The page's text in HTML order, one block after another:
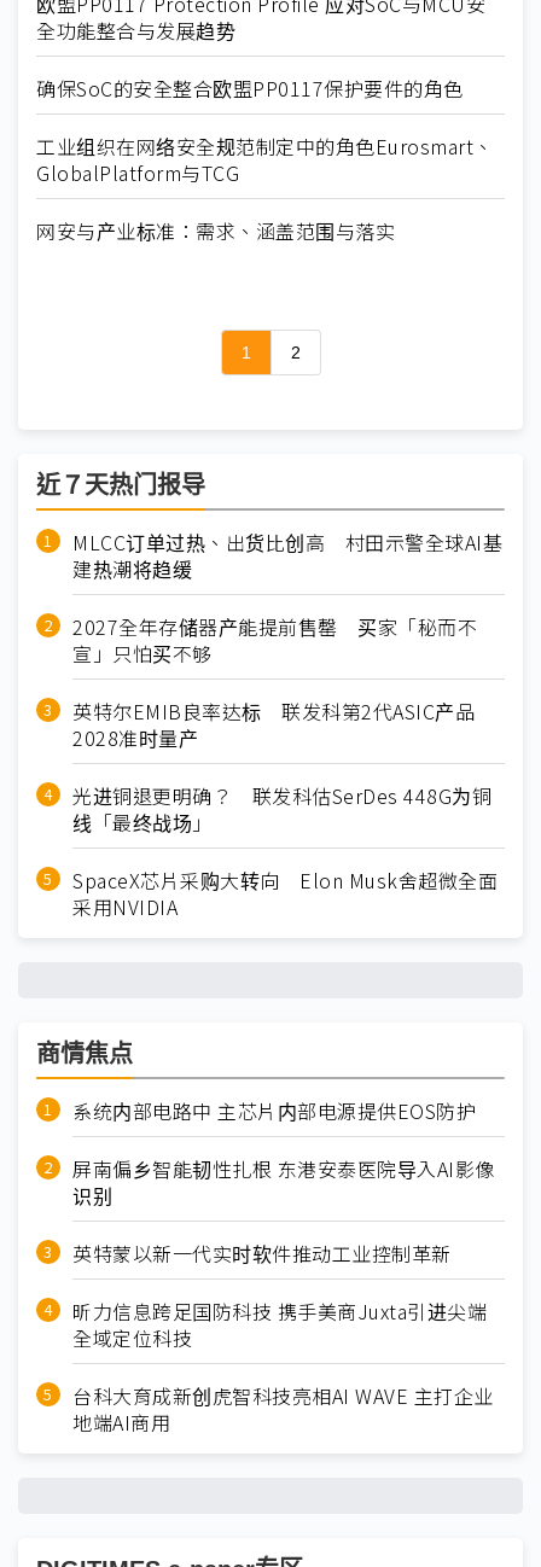
全功能整合与发展趋势
确保SoC的安全整合欧盟PP0117保护要件的角色
工业组织在网络安全规范制定中的角色Eurosmart、
GlobalPlatform与TCG
网安与产业标准：需求、涵盖范围与落实
1 2
近７天热门报导
MLCC订单过热、出货比创高 村田示警全球AI基
建热潮将趋缓
2027全年存储器产能提前售罄 买家「秘而不
宣」只怕买不够
英特尔EMIB良率达标 联发科第2代ASIC产品
2028准时量产
光进铜退更明确？ 联发科估SerDes 448G为铜
线「最终战场」
SpaceX芯片采购大转向 Elon Musk舍超微全面
采用NVIDIA
商情焦点
系统内部电路中 主芯片内部电源提供EOS防护
屏南偏乡智能韧性扎根 东港安泰医院导入AI影像
识别
英特蒙以新一代实时软件推动工业控制革新
昕力信息跨足国防科技 携手美商Juxta引进尖端
全域定位科技
台科大育成新创虎智科技亮相AI WAVE 主打企业
地端AI商用